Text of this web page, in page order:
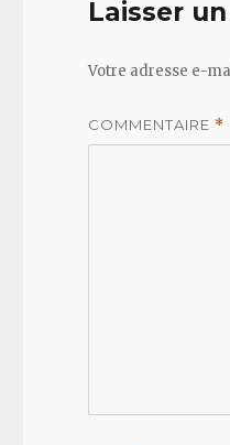
Laisser
Votre adresse e-
COMMENTAIRE *